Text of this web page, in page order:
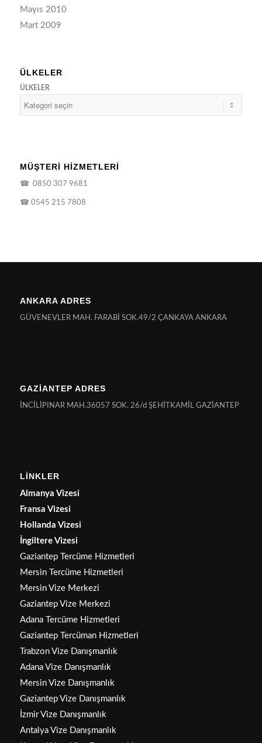
Mayıs 2010
Mart 2009
ÜLKELER
ÜLKELER
MÜŞTERİ HİZMETLERİ
☎0850 307 9681
☎0545 215 7808
ANKARA ADRES
GÜVENEVLER MAH. FARABİ SOK.49/2 ÇANKAYA ANKARA
GAZİANTEP ADRES
İNCİLİPINAR MAH.36057 SOK. 26/d ŞEHİTKAMİL GAZİANTEP
LİNKLER
Almanya Vizesi
Fransa Vizesi
Hollanda Vizesi
İngiltere Vizesi
Gaziantep Tercüme Hizmetleri
Mersin Tercüme Hizmetleri
Mersin Vize Merkezi
Gaziantep Vize Merkezi
Adana Tercüme Hizmetleri
Gaziantep Tercüman Hizmetleri
Trabzon Vize Danışmanlık
Adana Vize Danışmanlık
Mersin Vize Danışmanlık
Gaziantep Vize Danışmanlık
İzmir Vize Danışmanlık
Antalya Vize Danışmanlık